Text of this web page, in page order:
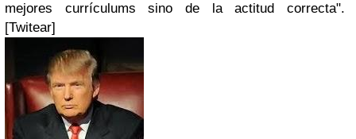
mejores currículums sino de la actitud correcta".
[Twitear]